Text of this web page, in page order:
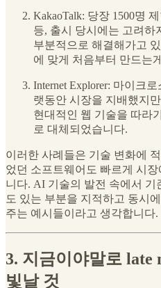
KakaoTalk: 당장 1500명
등, 출시 당시에는 고려하
부분적으로 해결해가고
에 맞게 처음부터 만드는
Internet Explorer: 마이크
랫동안 시장을 지배했지
현대적인 웹 기술을 따라
로 대체되었습니다.
이러한 사례들은 기술 변화에
었던 소프트웨어도 빠르게 시
니다. AI 기술의 발전 속에서
도 있는 부분을 지적하고 동시
주는 예시들이라고 생각합니다.
3. 지금이야말로 late
빛날 것